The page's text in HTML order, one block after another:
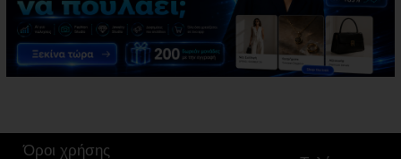
Όροι χρήσης